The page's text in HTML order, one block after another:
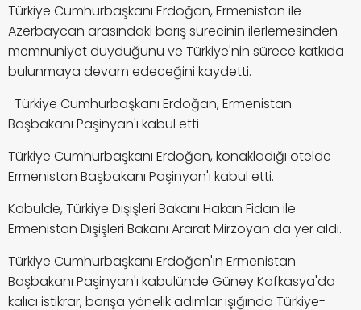
Türkiye Cumhurbaşkanı Erdoğan, Ermenistan ile
Azerbaycan arasındaki barış sürecinin ilerlemesinden
memnuniyet duyduğunu ve Türkiye'nin sürece katkıda
bulunmaya devam edeceğini kaydetti.
-Türkiye Cumhurbaşkanı Erdoğan, Ermenistan
Başbakanı Paşinyan'ı kabul etti
Türkiye Cumhurbaşkanı Erdoğan, konakladığı otelde
Ermenistan Başbakanı Paşinyan'ı kabul etti.
Kabulde, Türkiye Dışişleri Bakanı Hakan Fidan ile
Ermenistan Dışişleri Bakanı Ararat Mirzoyan da yer aldı.
Türkiye Cumhurbaşkanı Erdoğan'ın Ermenistan
Başbakanı Paşinyan'ı kabulünde Güney Kafkasya'da
kalıcı istikrar, barışa yönelik adımlar ışığında Türkiye-